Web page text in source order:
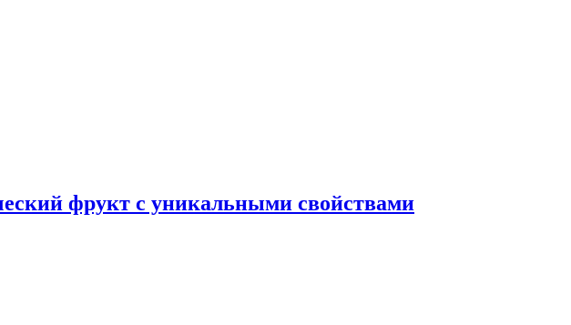
фрукт с уникальными свойствами